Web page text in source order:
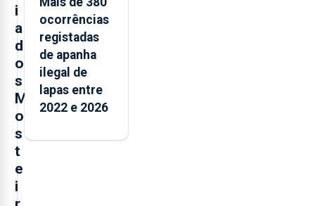
i
a
d
o
s
M
o
s
t
e
i
ocorrências
registadas
de apanha
ilegal de
lapas entre
2022 e 2026